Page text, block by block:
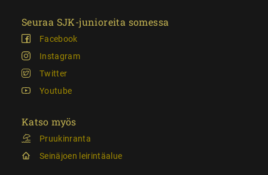
Seuraa SJK-junioreita somessa
Facebook
Instagram
Twitter
Youtube
Katso myös
Pruukinranta
Seinäjoen leirintäalue